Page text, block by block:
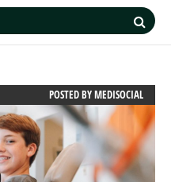
POSTED BYMEDISOCIAL